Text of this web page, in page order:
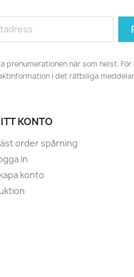
prenumerationen när som helst.
i det rättsliga
KONTO
order spårning
in
konto